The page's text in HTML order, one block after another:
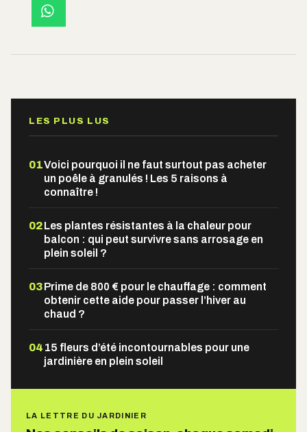
LES PLUS LUS
01Voici pourquoi il ne faut surtout pas acheter
un poêle à granulés ! Les 5 raisons à
connaître !
02Les plantes résistantes à la chaleur pour
balcon : qui peut survivre sans arrosage en
plein soleil ?
03Prime de 800 € pour le chauffage : comment
obtenir cette aide pour passer l’hiver au
chaud ?
04 15 fleurs d’été incontournables pour une
jardinière en plein soleil
LA LETTRE DU JARDINIER